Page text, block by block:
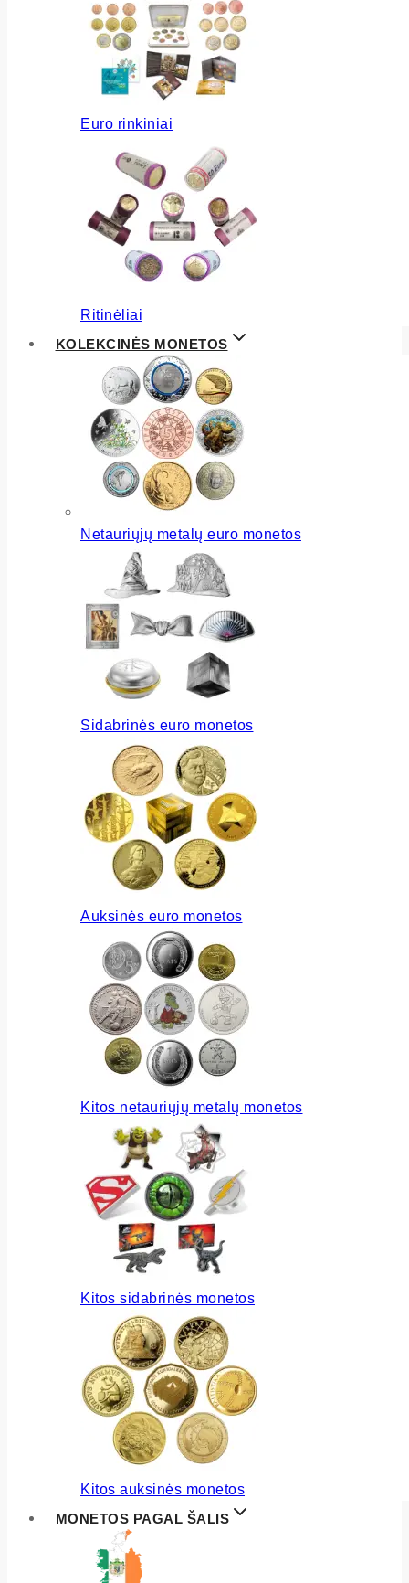
Euro rinkiniai
Ritinėliai
KOLEKCINĖS MONETOS
Netauriųjų metalų euro monetos
Sidabrinės euro monetos
Auksinės euro monetos
Kitos netauriųjų metalų monetos
Kitos sidabrinės monetos
Kitos auksinės monetos
MONETOS PAGAL ŠALIS